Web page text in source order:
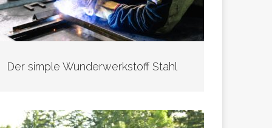
Der simple Wunderwerkstoff Stahl